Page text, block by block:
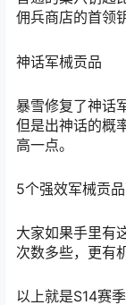
精良巢穴钥匙的